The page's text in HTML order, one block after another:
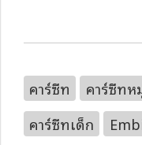
คาร์ซีท คาร์ซีทห
คาร์ซีทเด็ก